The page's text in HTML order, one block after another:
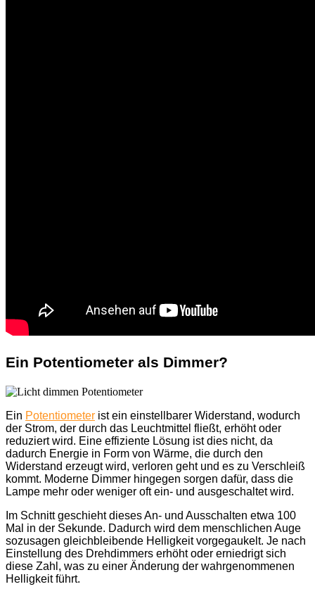
Ein Potentiometer als Dimmer?
Ein Potentiometer ist ein einstellbarer Widerstand, wodurch
der Strom, der durch das Leuchtmittel fließt, erhöht oder
reduziert wird. Eine effiziente Lösung ist dies nicht, da
dadurch Energie in Form von Wärme, die durch den
Widerstand erzeugt wird, verloren geht und es zu Verschleiß
kommt. Moderne Dimmer hingegen sorgen dafür, dass die
Lampe mehr oder weniger oft ein- und ausgeschaltet wird.
Im Schnitt geschieht dieses An- und Ausschalten etwa 100
Mal in der Sekunde. Dadurch wird dem menschlichen Auge
sozusagen gleichbleibende Helligkeit vorgegaukelt. Je nach
Einstellung des Drehdimmers erhöht oder erniedrigt sich
diese Zahl, was zu einer Änderung der wahrgenommenen
Helligkeit führt.